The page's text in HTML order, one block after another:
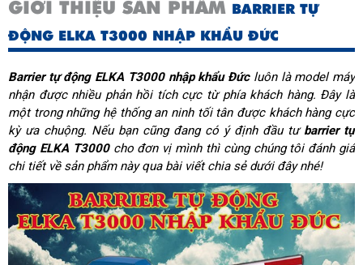
GIỚI THIỆU SẢN PHẨM BARRIER TỰ
ĐỘNG ELKA T3000 NHẬP KHẨU ĐỨC
Barrier tự động ELKA T3000 nhập khẩu Đức luôn là model máy
nhận được nhiều phản hồi tích cực từ phía khách hàng. Đây là
một trong những hệ thống an ninh tối tân được khách hàng cực
kỳ ưa chuộng. Nếu bạn cũng đang có ý định đầu tư barrier tự
động ELKA T3000 cho đơn vị mình thì cùng chúng tôi đánh giá
chi tiết về sản phẩm này qua bài viết chia sẻ dưới đây nhé!